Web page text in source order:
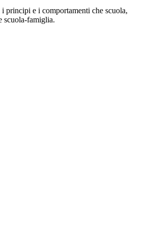
principi e i comportamenti che scuola,
scuola-famiglia.